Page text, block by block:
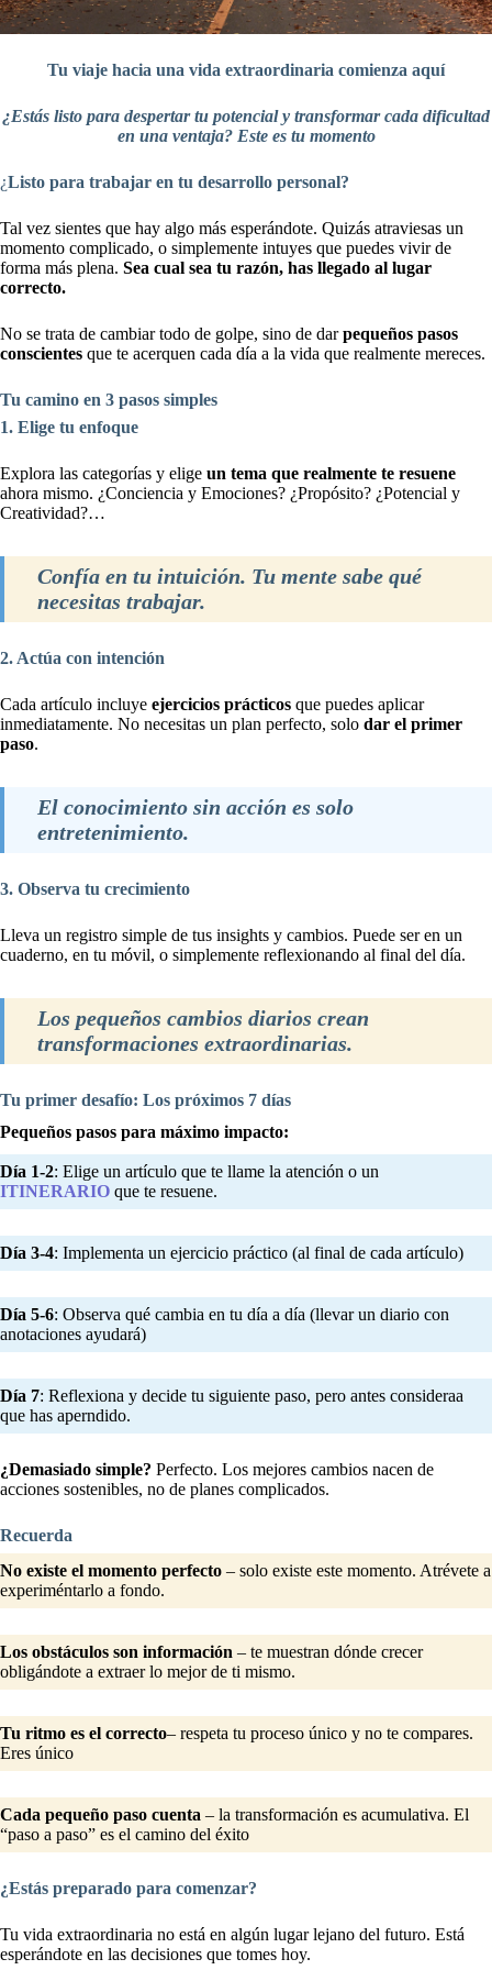
Tu viaje hacia una vida extraordinaria comienza aquí
¿Estás listo para despertar tu potencial y transformar cada dificultad
en una ventaja? Este es tu momento
¿Listo para trabajar en tu desarrollo personal?
Tal vez sientes que hay algo más esperándote. Quizás atraviesas un
momento complicado, o simplemente intuyes que puedes vivir de
forma más plena. Sea cual sea tu razón, has llegado al lugar
correcto.
No se trata de cambiar todo de golpe, sino de darpequeños pasos
conscientes que te acerquen cada día a la vida que realmente mereces.
Tu camino en 3 pasos simples
1. Elige tu enfoque
Explora las categorías y elige un tema que realmente te resuene
ahora mismo. ¿Conciencia y Emociones? ¿Propósito? ¿Potencial y
Creatividad?…
Confía en tu intuición. Tu mente sabe qué
necesitas trabajar.
2. Actúa con intención
Cada artículo incluye ejercicios prácticos que puedes aplicar
inmediatamente. No necesitas un plan perfecto, solo dar el primer
paso.
El conocimiento sin acción es solo
entretenimiento.
3. Observa tu crecimiento
Lleva un registro simple de tus insights y cambios. Puede ser en un
cuaderno, en tu móvil, o simplemente reflexionando al final del día.
Los pequeños cambios diarios crean
transformaciones extraordinarias.
Tu primer desafío: Los próximos 7 días
Pequeños pasos para máximo impacto:
Día 1-2: Elige un artículo que te llame la atención o un
ITINERARIO que te resuene.
Día 3-4: Implementa un ejercicio práctico (al final de cada artículo)
Día 5-6: Observa qué cambia en tu día a día (llevar un diario con
anotaciones ayudará)
Día 7: Reflexiona y decide tu siguiente paso, pero antes consideraa
que has aperndido.
¿Demasiado simple? Perfecto. Los mejores cambios nacen de
acciones sostenibles, no de planes complicados.
Recuerda
No existe el momento perfecto – solo existe este momento. Atrévete a
experiméntarlo a fondo.
Los obstáculos son información – te muestran dónde crecer
obligándote a extraer lo mejor de ti mismo.
Tu ritmo es el correcto– respeta tu proceso único y no te compares.
Eres único
Cada pequeño paso cuenta – la transformación es acumulativa. El
“paso a paso” es el camino del éxito
¿Estás preparado para comenzar?
Tu vida extraordinaria no está en algún lugar lejano del futuro. Está
esperándote en las decisiones que tomes hoy.